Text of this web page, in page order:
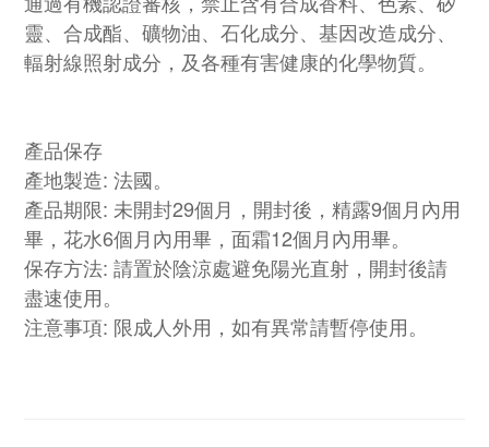
靈、合成酯、礦物油、石化成分、基因改造成分、
輻射線照射成分，及各種有害健康的化學物質。
產品保存
產地製造: 法國。
產品期限: 未開封29個月，開封後，精露9個月內用
畢，花水6個月內用畢，面霜12個月內用畢。
保存方法: 請置於陰涼處避免陽光直射，開封後請
盡速使用。
注意事項: 限成人外用，如有異常請暫停使用。